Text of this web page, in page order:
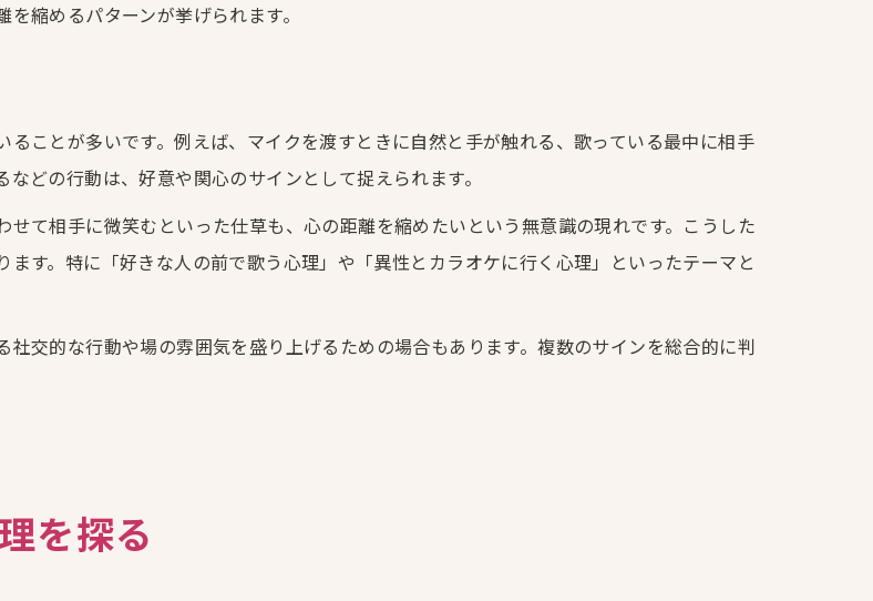
縮めるパターンが挙げられます。
ことが多いです。例えば、マイクを渡すときに自然と手が触れる、歌っている最中に相手
どの行動は、好意や関心のサインとして捉えられます。
て相手に微笑むといった仕草も、心の距離を縮めたいという無意識の現れです。こうした
す。特に「好きな人の前で歌う心理」や「異性とカラオケに行く心理」といったテーマと
交的な行動や場の雰囲気を盛り上げるための場合もあります。複数のサインを総合的に判
を探る